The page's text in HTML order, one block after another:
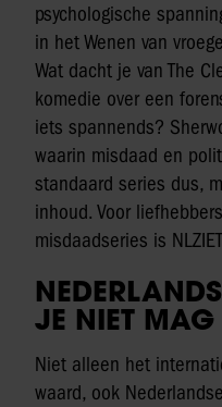
psychologische
in het Wenen van
Wat dacht je van The
komedie over een
iets spannends?
waarin misdaad en
standaard series dus,
inhoud. Voor
misdaadseries is
JE NIET MAG
Niet alleen het
waard, ook